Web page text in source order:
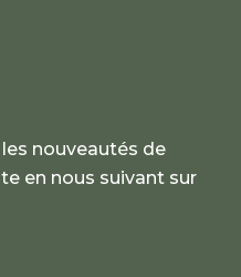
nouveautés de
en nous suivant sur